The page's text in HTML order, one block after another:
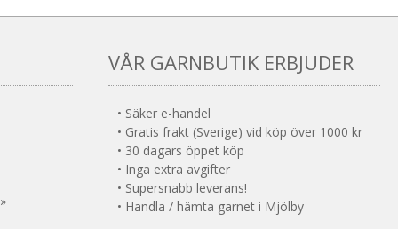
alternativen
väljas
produktsidan
VÅR GARNBUTIK ERBJUDER
• Säker e-handel
• Gratis frakt (Sverige) vid köp över 1000 kr
• 30 dagars öppet köp
• Inga extra avgifter
• Supersnabb leverans!
• Handla / hämta garnet i Mjölby